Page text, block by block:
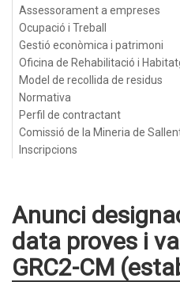
Assessorament a empreses
Ocupació i Treball
Gestió econòmica i patrimoni
Oficina de Rehabilitació i
Model de recollida de residus
Normativa
Perfil de contractant
Comissió de la Mineria de
Inscripcions
Anunci
data proves i
GRC2-CM